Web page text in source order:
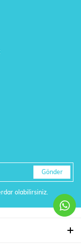
Gönder
olabilirsiniz.